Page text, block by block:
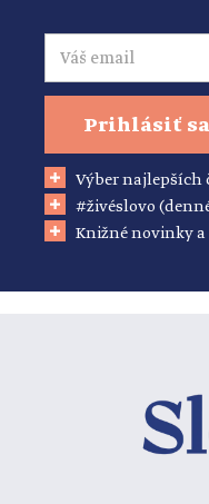
Email
Prihlásiť sa
Výber najlepších
#živéslovo
Knižné novinky